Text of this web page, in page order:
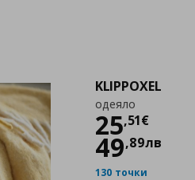
KLIPPOXEL
одеяло
25,51€
Цена
49,89лв
130 точки